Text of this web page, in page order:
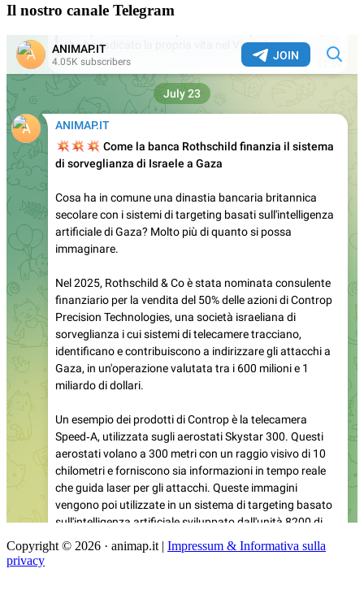
Il nostro canale Telegram
Copyright © 2026 · animap.it | Impressum & Informativa sulla
privacy